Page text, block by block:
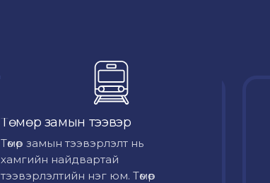
Төмөр замын тээвэр
Төмөр замын тээвэрлэлт нь
хамгийн найдвартай
тээвэрлэлтийн нэг юм. Төмөр